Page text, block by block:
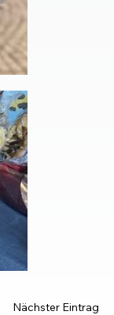
Nächster Eintrag